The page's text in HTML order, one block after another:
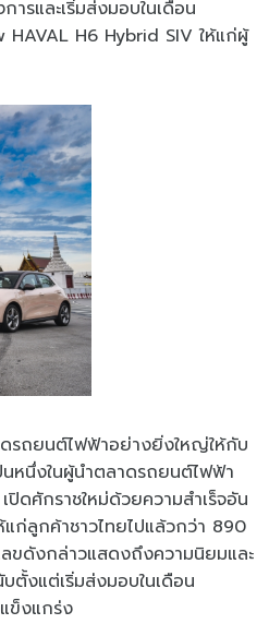
รและเริ่มส่งมอบในเดือน
H6 Hybrid SIV ให้แก่ผู้
ดรถยนต์ไฟฟ้าอย่างยิ่งใหญ่ให้กับ
นหนึ่งในผู้นำตลาดรถยนต์ไฟฟ้า
ดศักราชใหม่ด้วยความสำเร็จอัน
ก่ลูกค้าชาวไทยไปแล้วกว่า 890
ขดังกล่าวแสดงถึงความนิยมและ
ตั้งแต่เริ่มส่งมอบในเดือน
ข็งแกร่ง